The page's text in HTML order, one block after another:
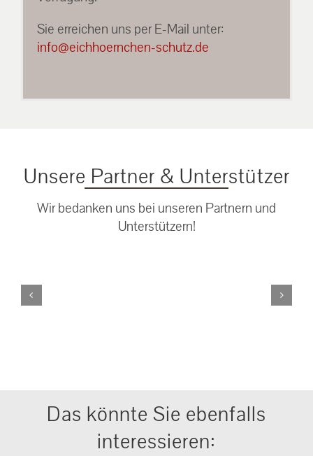
Sie erreichen uns per E-Mail unter:
info@eichhoernchen-schutz.de
Unsere Partner & Unterstützer
Wir bedanken uns bei unseren Partnern und
Unterstützern!
Das könnte Sie ebenfalls
interessieren: